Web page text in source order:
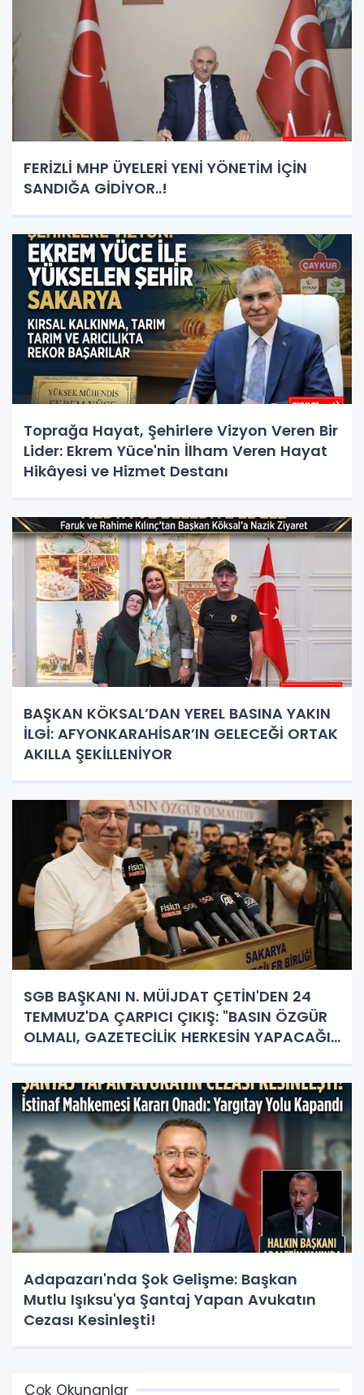
FERİZLİ MHP ÜYELERİ YENİ YÖNETİM İÇİN
SANDIĞA GİDİYOR..!
Toprağa Hayat, Şehirlere Vizyon Veren Bir
Lider: Ekrem Yüce'nin İlham Veren Hayat
Hikâyesi ve Hizmet Destanı
BAŞKAN KÖKSAL’DAN YEREL BASINA YAKIN
İLGİ: AFYONKARAHİSAR’IN GELECEĞİ ORTAK
AKILLA ŞEKİLLENİYOR
SGB BAŞKANI N. MÜİJDAT ÇETİN'DEN 24
TEMMUZ'DA ÇARPICI ÇIKIŞ: "BASIN ÖZGÜR
OLMALI, GAZETECİLİK HERKESİN YAPACAĞI
Adapazarı'nda Şok Gelişme: Başkan
Mutlu Işıksu'ya Şantaj Yapan Avukatın
Cezası Kesinleşti!
Çok Okunanlar